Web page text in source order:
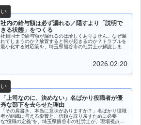
社内の給与額は必ず漏れる／隠すより「説明で
きる状態」をつくる
社員同士で給与額が漏れるのは珍しくありません。なぜ漏
れてしまうのか？放置すると何が起きるのか？トラブルを
最小化する対応策を、埼玉県熊谷市の社労士が解説しま
2026.02.20
「上司なのに、決めない」名ばかり役職者が優
秀な部下を去らせた理由
「その肩書き、本当に意味がありますか？」名ばかり役職
者が組織に与える影響と、信頼を取り戻すために必要
な“役職の定義”を、埼玉県熊谷市の社労士が、現場視点で